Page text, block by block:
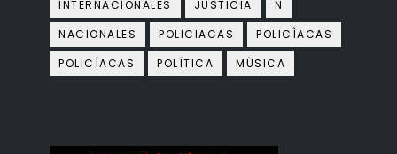
INTERNACIONALES
JUSTICIA
N
NACIONALES
POLICIACAS
POLICÌACAS
POLICÍACAS
POLÍTICA MÙSICA